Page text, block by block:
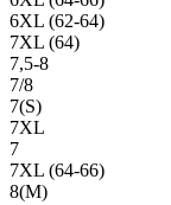
6XL (62-64)
7XL (64)
7,5-8
7/8
7(S)
7XL
7
7XL (64-66)
8(М)